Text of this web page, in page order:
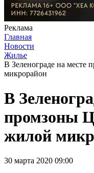
Реклама
Главная
Новости
Жилье
В Зеленограде на
микрорайон
В
промзоны
жилой
30 марта 2020 09:00